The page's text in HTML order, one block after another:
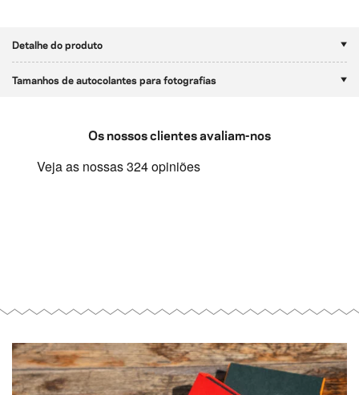
Detalhe do produto
Tamanhos de autocolantes para fotografias
Os nossos clientes avaliam-nos